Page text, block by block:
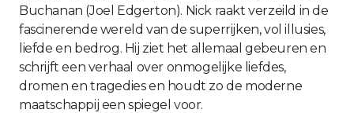
Buchanan (Joel Edgerton). Nick raakt verzeild in de
fascinerende wereld van de superrijken, vol illusies,
liefde en bedrog. Hij ziet het allemaal gebeuren en
schrijft een verhaal over onmogelijke liefdes,
dromen en tragedies en houdt zo de moderne
maatschappij een spiegel voor.